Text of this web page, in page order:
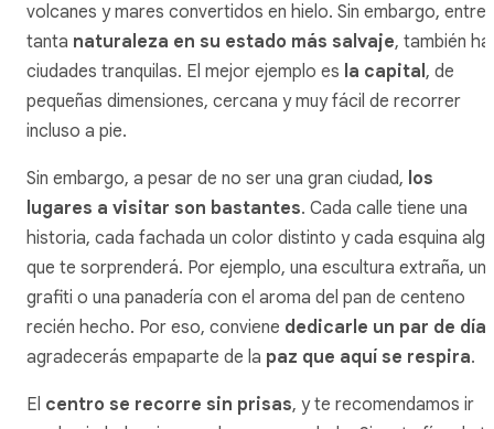
volcanes y mares convertidos en hielo. Sin embargo, entre
tanta naturaleza en su estado más salvaje, también
ciudades tranquilas. El mejor ejemplo es la capital, de
pequeñas dimensiones, cercana y muy fácil de recorrer
incluso a pie.
Sin embargo, a pesar de no ser una gran ciudad, los
lugares a visitar son bastantes. Cada calle tiene una
historia, cada fachada un color distinto y cada esquina
que te sorprenderá. Por ejemplo, una escultura extraña, un
grafiti o una panadería con el aroma del pan de centeno
recién hecho. Por eso, conviene dedicarle un par de
agradecerás empaparte de la paz que aquí se respira.
El centro se recorre sin prisas, y te recomendamos ir